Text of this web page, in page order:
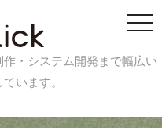
・システム開発まで幅広い
います。